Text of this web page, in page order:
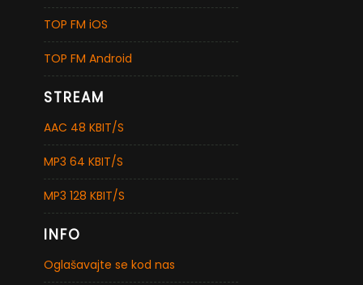
TOP FM iOS
TOP FM Android
STREAM
AAC 48 KBIT/S
MP3 64 KBIT/S
MP3 128 KBIT/S
INFO
Oglašavajte se kod nas